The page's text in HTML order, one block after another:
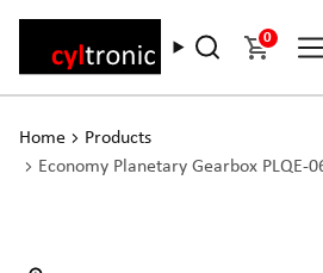
0
Home
Products
Economy Planetary Gearbox PLQE-